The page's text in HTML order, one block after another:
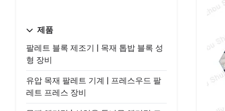
제품
팔레트 블록 제조기 | 목재 톱밥 블록 성
형 장비
유압 목재 팔레트 기계 | 프레스우드 팔
레트 프레스 장비